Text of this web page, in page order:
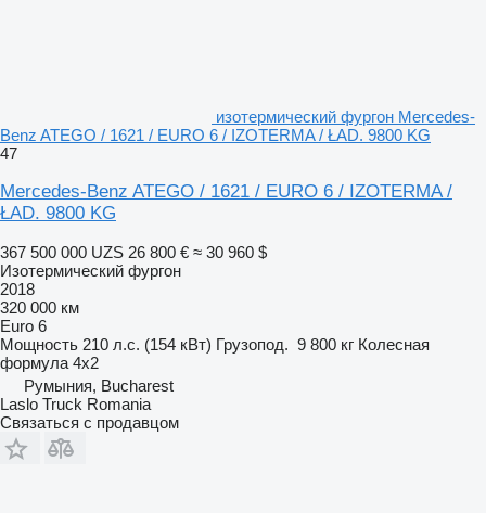
изотермический фургон Mercedes-
Benz ATEGO / 1621 / EURO 6 / IZOTERMA / ŁAD. 9800 KG
47
Mercedes-Benz ATEGO / 1621 / EURO 6 / IZOTERMA /
ŁAD. 9800 KG
367 500 000 UZS 26 800 € ≈ 30 960 $
Изотермический фургон
2018
320 000 км
Euro 6
Мощность 210 л.с. (154 кВт) Грузопод. 9 800 кг Колесная
формула 4x2
Румыния, Bucharest
Laslo Truck Romania
Связаться с продавцом